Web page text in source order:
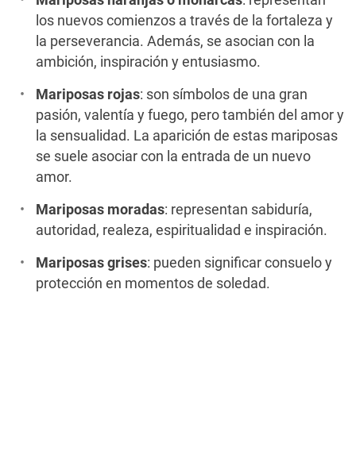
los nuevos comienzos a través de la fortaleza y
la perseverancia. Además, se asocian con la
ambición, inspiración y entusiasmo.
Mariposas rojas: son símbolos de una gran
pasión, valentía y fuego, pero también del amor y
la sensualidad. La aparición de estas mariposas
se suele asociar con la entrada de un nuevo
amor.
Mariposas moradas: representan sabiduría,
autoridad, realeza, espiritualidad e inspiración.
Mariposas grises: pueden significar consuelo y
protección en momentos de soledad.